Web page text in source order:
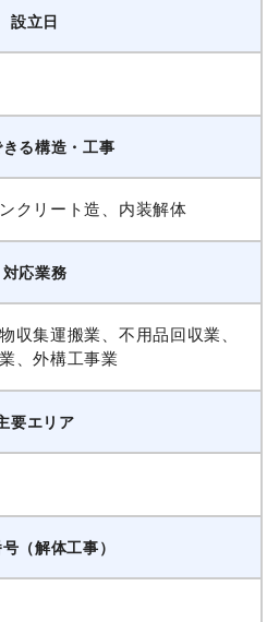
設立日
る構造・工事
クリート造、内装解体
対応業務
収集運搬業、不用品回収業、
、外構工事業
要エリア
（解体工事）